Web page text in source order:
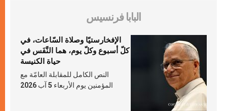
البابا فرنسيس
الإفخارستيّا وصلاة السّاعات، في
كلّ أسبوع وكلّ يوم، هما النَّفَس في
حياة الكنيسة
النص الكامل للمقابلة العامّة مع
المؤمنين يوم الأربعاء 5 آب 2026